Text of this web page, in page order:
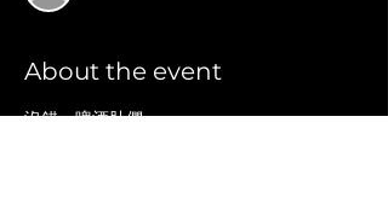
About the event
沒錯，啤酒肚們